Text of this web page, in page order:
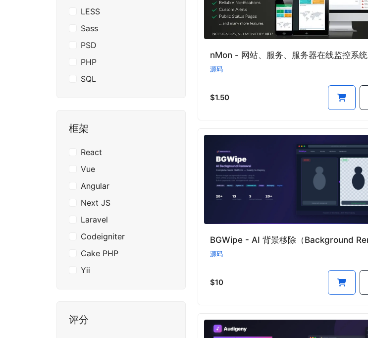
LESS
Sass
PSD
PHP
SQL
框架
React
Vue
Angular
Next JS
Laravel
Codeigniter
Cake PHP
Yii
评分
nMon - 网站、服务、服务器在线监控系统
源码
$1.50
源码
$10